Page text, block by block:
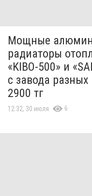
Мощные
радиаторы
«KIBO-500» и
с завода разных
2900 тг
12:32, 30 июля 6